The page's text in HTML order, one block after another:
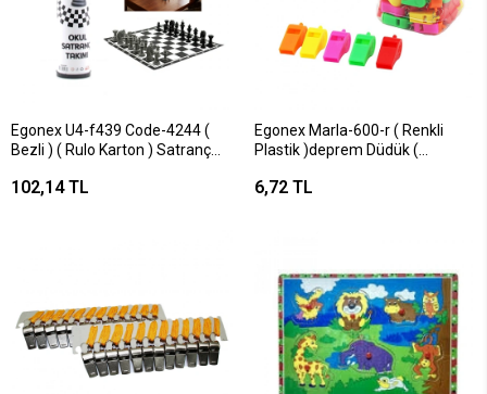
Egonex U4-f439 Code-4244 (
Bezli ) ( Rulo Karton ) Satranç
Oyunu ) ( Okul Müfredata Uygun
102,14 TL
Egonex Marla-600-r ( Renkli
Plastik )deprem Düdük (
6,72 TL